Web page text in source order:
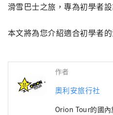
滑雪巴士之旅，專為初學者設
本文將為您介紹適合初學者
作者
奧利安旅行社
Orion Tour的國